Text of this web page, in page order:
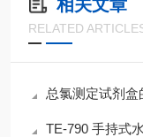
相关文章
RELATED
总氯测定试剂
TE-790 手持式